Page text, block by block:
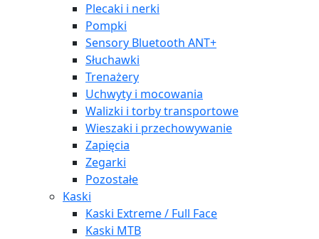
Plecaki i nerki
Pompki
Sensory Bluetooth ANT+
Słuchawki
Trenażery
Uchwyty i mocowania
Walizki i torby transportowe
Wieszaki i przechowywanie
Zapięcia
Zegarki
Pozostałe
Kaski
Kaski Extreme / Full Face
Kaski MTB